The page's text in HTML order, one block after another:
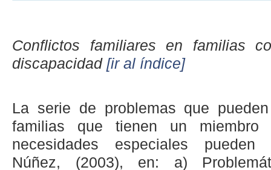
Conflictos familiares en familias
discapacidad [ir al índice]
La serie de problemas que
familias que tienen un miembro
necesidades especiales pueden
Núñez, (2003), en: a)